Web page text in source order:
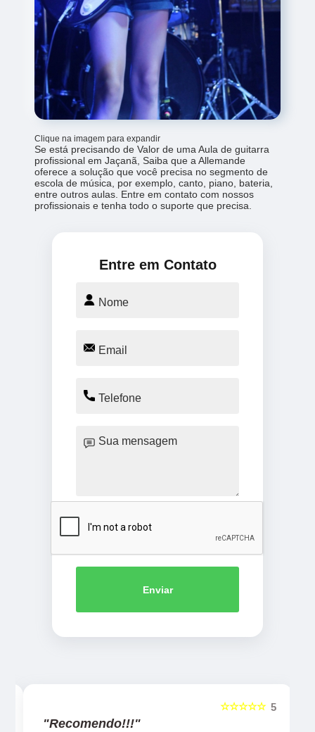
Clique na imagem para expandir
Se está precisando de Valor de uma Aula de guitarra
profissional em Jaçanã, Saiba que a Allemande
oferece a solução que você precisa no segmento de
escola de música, por exemplo, canto, piano, bateria,
entre outros aulas. Entre em contato com nossos
profissionais e tenha todo o suporte que precisa.
Entre em Contato
Enviar
5
☆☆☆☆☆
"Recomendo!!!"